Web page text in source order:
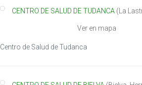
CENTRO DE SALUD DE TUDANCA ( La
Ver en mapa
Centro de Salud de Tudanca